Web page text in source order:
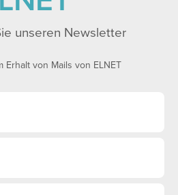
unseren Newsletter
Erhalt von Mails von ELNET